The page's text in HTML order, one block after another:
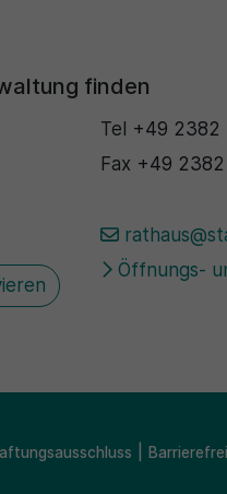
finden
Tel +49 2382
Fax +49
Öffnungs-